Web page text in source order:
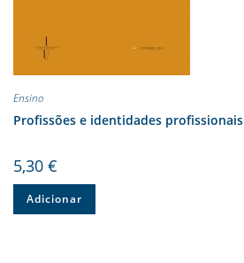
Ensino
Profissões e identidades profissionais
5,30 €
Adicionar